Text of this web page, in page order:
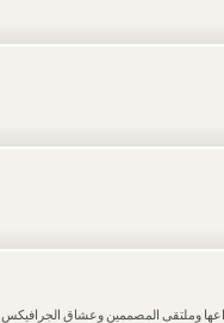
وملتقى المصممين وعشاق الجرافيكس